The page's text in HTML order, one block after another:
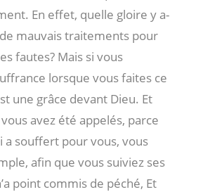
En effet, quelle gloire y a-
mauvais traitements pour
fautes? Mais si vous
lorsque vous faites ce
une grâce devant Dieu. Et
vous avez été appelés, parce
a souffert pour vous, vous
afin que vous suiviez ses
point commis de péché, Et